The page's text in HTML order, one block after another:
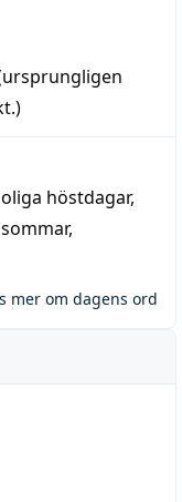
ursprungligen
höstdagar,
,
mer om dagens ord